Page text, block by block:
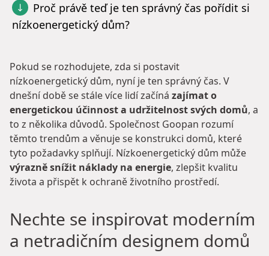
Proč právě teď je ten správný čas pořídit si
nízkoenergetický dům?
Pokud se rozhodujete, zda si postavit
nízkoenergetický dům, nyní je ten správný čas. V
dnešní době se stále více lidí začíná zajímat o
energetickou účinnost a udržitelnost svých domů, a
to z několika důvodů. Společnost Goopan rozumí
těmto trendům a věnuje se konstrukci domů, které
tyto požadavky splňují. Nízkoenergetický dům může
výrazně snížit náklady na energie, zlepšit kvalitu
života a přispět k ochraně životního prostředí.
Nechte se inspirovat moderním
a netradičním designem domů